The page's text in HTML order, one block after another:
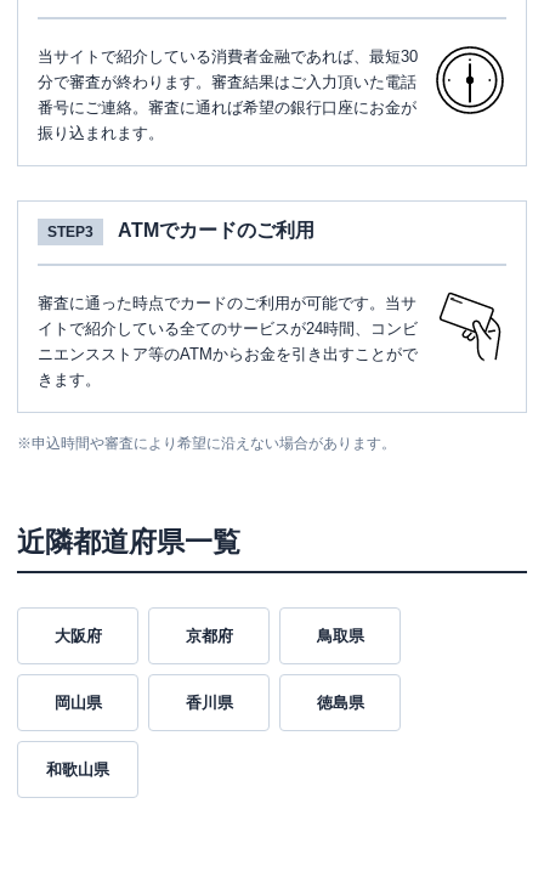
当サイトで紹介している消費者金融であれば、最短30
分で審査が終わります。審査結果はご入力頂いた電話
番号にご連絡。審査に通れば希望の銀行口座にお金が
振り込まれます。
STEP3 ATMでカードのご利用
審査に通った時点でカードのご利用が可能です。当サ
イトで紹介している全てのサービスが24時間、コンビ
ニエンスストア等のATMからお金を引き出すことがで
きます。
※申込時間や審査により希望に沿えない場合があります。
近隣都道府県一覧
大阪府 京都府 鳥取県
岡山県 香川県 徳島県
和歌山県